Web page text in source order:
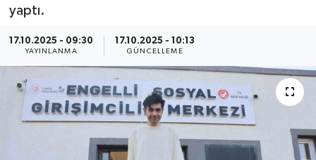
yaptı.
17.10.2025 - 09:30
YAYINLANMA
17.10.2025 - 10:13
GÜNCELLEME